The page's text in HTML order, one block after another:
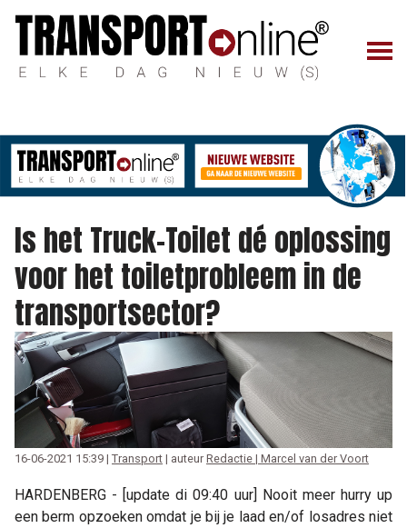
Is het Truck-Toilet dé oplossing
voor het toiletprobleem in de
transportsector?
16-06-2021 15:39 | Transport | auteur Redactie | Marcel van der Voort
HARDENBERG - [update di 09:40 uur] Nooit meer hurry up
een berm opzoeken omdat je bij je laad en/of losadres niet